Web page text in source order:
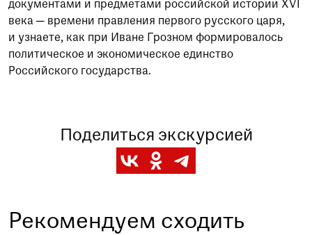
документами и предметами российской истории XVI
века — времени правления первого русского царя,
и узнаете, как при Иване Грозном формировалось
политическое и экономическое единство
Российского государства.
Поделиться экскурсией
Рекомендуем сходить